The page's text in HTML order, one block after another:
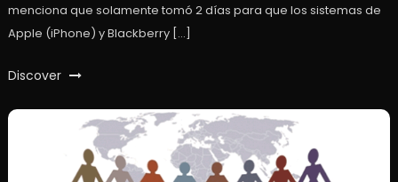
menciona que solamente tomó 2 días para que los sistemas de
Apple (iPhone) y Blackberry […]
Discover